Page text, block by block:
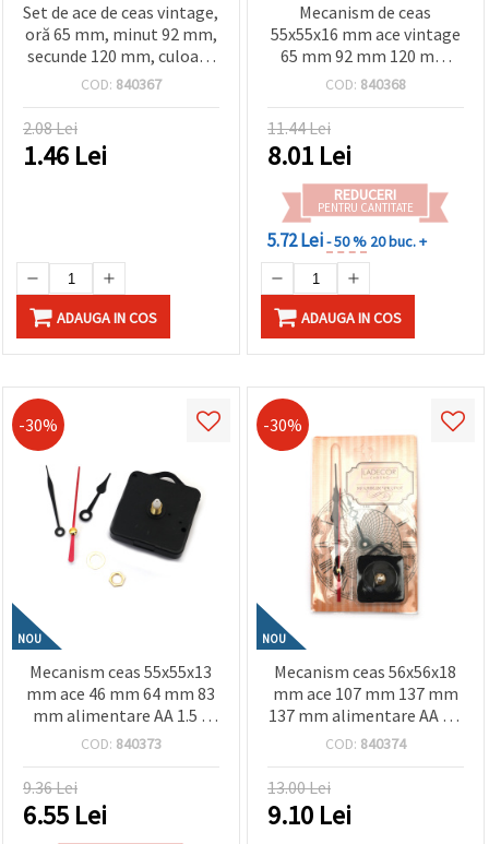
Set de ace de ceas vintage,
oră 65 mm, minut 92 mm,
secunde 120 mm, culoare
neagră
COD: 840367
2.08 Lei
1.46 Lei
ADAUGA IN COS
Mecanism de ceas
55x55x16 mm ace vintage
65 mm 92 mm 120 mm
culoare aurie alimentare
COD: 840368
11.44 Lei
8.01 Lei
REDUCERI
PENTRU CANTITATE
5.72 Lei- 50 % 20 buc. +
ADAUGA IN COS
-30%
NOU
Mecanism ceas 55x55x13
mm ace 46 mm 64 mm 83
mm alimentare AA 1.5 V
(baterie)
COD: 840373
9.36 Lei
6.55 Lei
-30%
NOU
Mecanism ceas 56x56x18
mm ace 107 mm 137 mm
137 mm alimentare AA 1.5
V (baterie)
COD: 840374
13.00 Lei
9.10 Lei